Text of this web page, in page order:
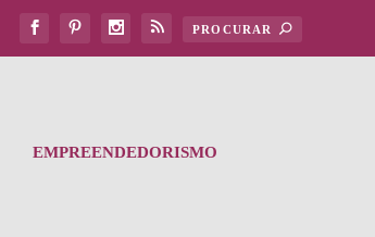
EMPREENDEDORISMO